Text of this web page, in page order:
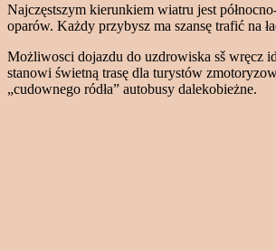
Najczęstszym kierunkiem wiatru jest
oparów. Każdy przybysz ma szansę trafić na
Możliwosci dojazdu do uzdrowiska sš wręcz
stanowi świetną trasę dla turystów
„cudownego ródła” autobusy dalekobieżne.